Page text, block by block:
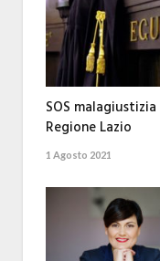
SOS malagiustizia
Regione Lazio
1 Agosto 2021